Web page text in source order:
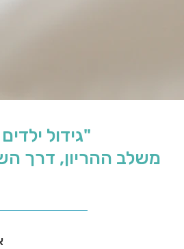
"גידול
משלב ההריון, דרך